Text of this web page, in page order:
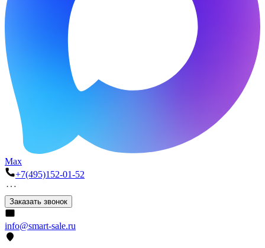
Max
+7(495)152-01-52
Заказать звонок
info@smart-sale.ru